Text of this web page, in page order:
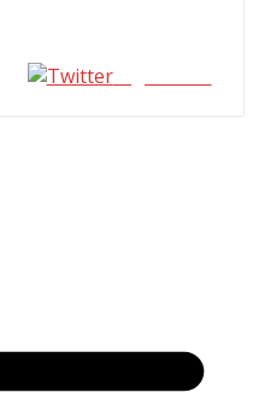
seguinos X